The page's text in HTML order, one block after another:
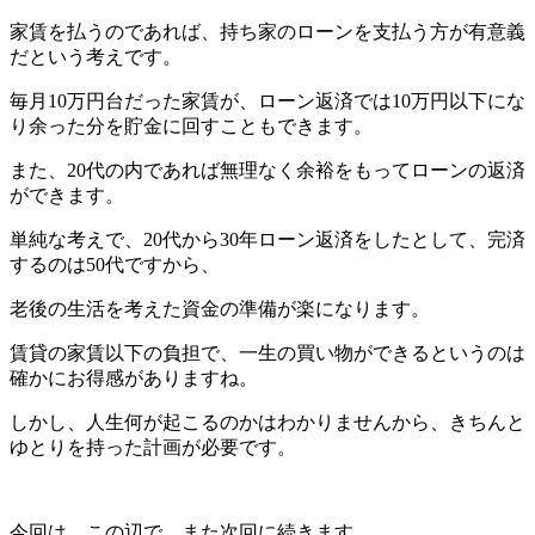
家賃を払うのであれば、持ち家のローンを支払う方が有意義
だという考えです。
毎月10万円台だった家賃が、ローン返済では10万円以下にな
り余った分を貯金に回すこともできます。
また、20代の内であれば無理なく余裕をもってローンの返済
ができます。
単純な考えで、20代から30年ローン返済をしたとして、完済
するのは50代ですから、
老後の生活を考えた資金の準備が楽になります。
賃貸の家賃以下の負担で、一生の買い物ができるというのは
確かにお得感がありますね。
しかし、人生何が起こるのかはわかりませんから、きちんと
ゆとりを持った計画が必要です。